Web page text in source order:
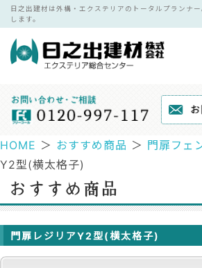
日之出建材は外構・エクステリアのトータルプランナ
します。
HOME ＞ おすすめ商品 ＞ 門扉フェ
Y2型(横太格子)
門扉レジリアY2型(横太格子)